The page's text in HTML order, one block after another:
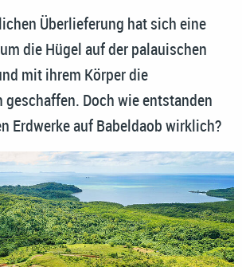
Überlieferung hat sich eine
die Hügel auf der palauischen
mit ihrem Körper die
geschaffen. Doch wie entstanden
Erdwerke auf Babeldaob wirklich?